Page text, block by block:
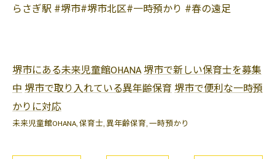
らさぎ駅 #堺市#堺市北区#一時預かり #春の遠足
堺市にある未来児童館OHANA堺市で新しい保育士を募集
中堺市で取り入れている異年齢保育堺市で便利な一時預
かりに対応
未来児童館OHANA 保育士 異年齢保育 一時預かり